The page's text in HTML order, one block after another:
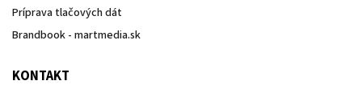
Príprava tlačových dát
Brandbook - martmedia.sk
KONTAKT